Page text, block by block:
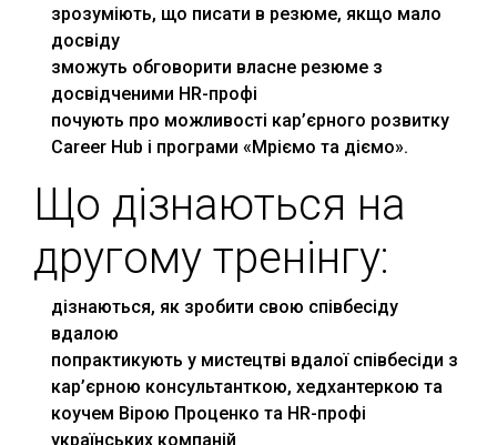
зрозуміють, що писати в резюме, якщо мало
досвіду
зможуть обговорити власне резюме з
досвідченими HR-профі
почують про можливості кар’єрного розвитку
Career Hub і програми «Мріємо та діємо».
Що дізнаються на
другому тренінгу:
дізнаються, як зробити свою співбесіду
вдалою
попрактикують у мистецтві вдалої співбесіди з
кар’єрною консультанткою, хедхантеркою та
коучем Вірою Проценко та HR-профі
українських компаній